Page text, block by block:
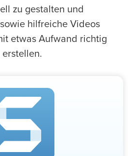
zu gestalten und
hilfreiche Videos
etwas Aufwand richtig
erstellen.